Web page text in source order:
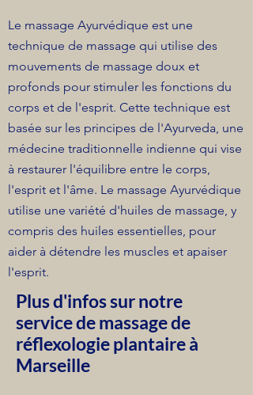
Le massage Ayurvédique est une
technique de massage qui utilise des
mouvements de massage doux et
profonds pour stimuler les fonctions du
corps et de l'esprit. Cette technique est
basée sur les principes de l'Ayurveda, une
médecine traditionnelle indienne qui vise
à restaurer l'équilibre entre le corps,
l'esprit et l'âme. Le massage Ayurvédique
utilise une variété d'huiles de massage, y
compris des huiles essentielles, pour
aider à détendre les muscles et apaiser
l'esprit.
Plus d'infos sur notre
service de massage de
réflexologie plantaire à
Marseille